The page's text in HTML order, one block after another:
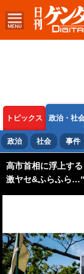
トピックス 政治・社
ボートレース 競輪
政治 社会 事件
高市首相に浮上す
激ヤセ&ふらふら